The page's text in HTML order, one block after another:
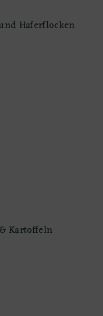
Haferflocken
Kartoffeln